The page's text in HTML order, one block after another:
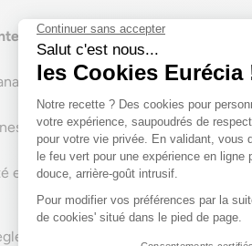
:contenu créé par les
des conversations sur les
uniques ayant vu une publication
et style de communication d’une
de conduite établies pour une